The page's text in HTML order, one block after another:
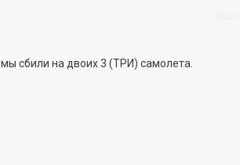
сбили на двоих 3 (ТРИ) самолета.